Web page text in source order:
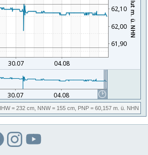
= 232 cm, NNW= 155 cm, PNP = 60,157 m. ü. NHN